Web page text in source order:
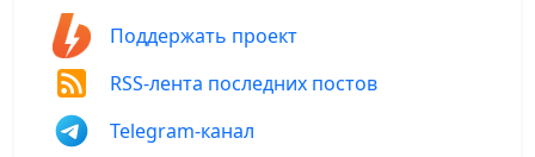
Поддержать проект
RSS-лента последних постов
Telegram-канал